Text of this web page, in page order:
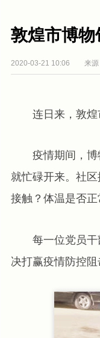
敦煌市博
2020-03-21 10:06 来源
连日来，敦煌市
疫情期间，博物
就忙碌开来。社
接触？体温是否
每一位党员干部
决打赢疫情防控